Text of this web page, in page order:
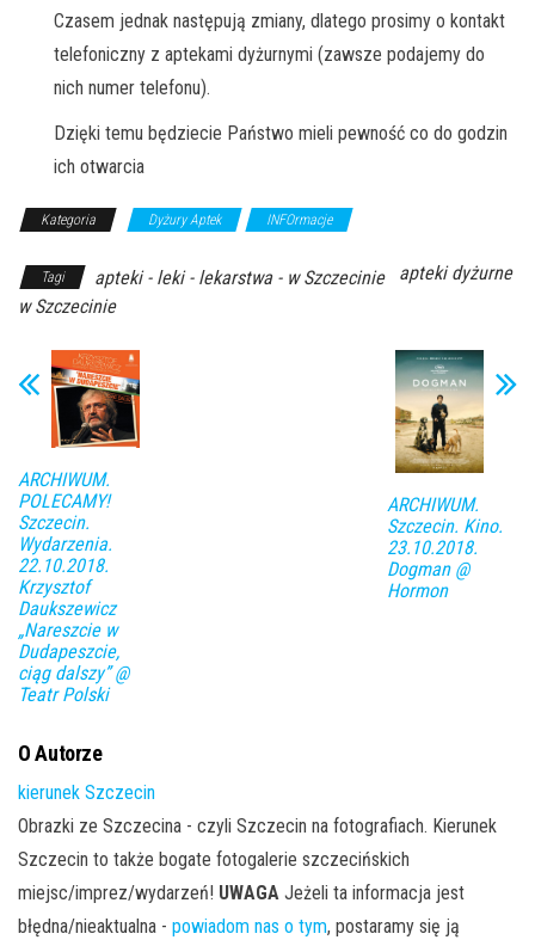
Czasem jednak następują zmiany, dlatego prosimy o kontakt
telefoniczny z aptekami dyżurnymi (zawsze podajemy do
nich numer telefonu).
Dzięki temu będziecie Państwo mieli pewność co do godzin
ich otwarcia
Kategoria Dyżury Aptek INFOrmacje
Tagi apteki - leki - lekarstwa - w Szczecinie
apteki dyżurne
w Szczecinie
ARCHIWUM.
POLECAMY!
Szczecin.
Wydarzenia.
22.10.2018.
Krzysztof
Daukszewicz
„Nareszcie w
Dudapeszcie,
ciąg dalszy” @
Teatr Polski
ARCHIWUM.
Szczecin. Kino.
23.10.2018.
Dogman @
Hormon
O Autorze
kierunek Szczecin
Obrazki ze Szczecina - czyli Szczecin na fotografiach. Kierunek
Szczecin to także bogate fotogalerie szczecińskich
miejsc/imprez/wydarzeń! UWAGA Jeżeli ta informacja jest
błędna/nieaktualna - powiadom nas o tym, postaramy się ją